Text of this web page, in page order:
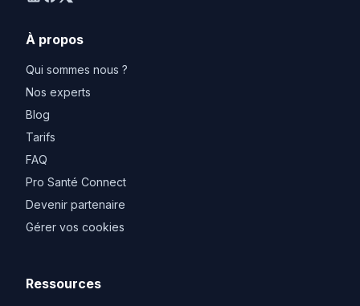
À propos
Qui sommes nous ?
Nos experts
Blog
Tarifs
FAQ
Pro Santé Connect
Devenir partenaire
Gérer vos cookies
Ressources